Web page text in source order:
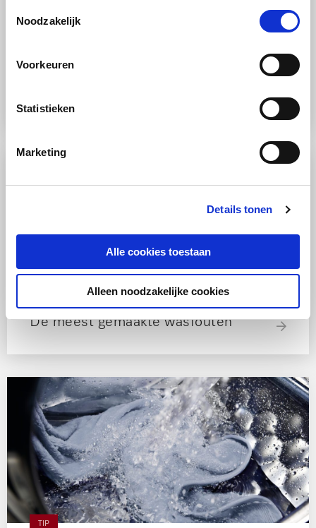
Noodzakelijk
Voorkeuren
Statistieken
Marketing
Details tonen
Alle cookies toestaan
Alleen noodzakelijke cookies
TIP
De meest gemaakte wasfouten
TIP